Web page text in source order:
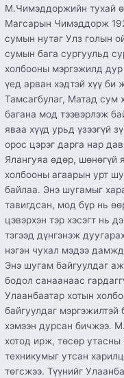
М.Чимэддоржийн тухай
Магсарын Чимэддорж
сумын нутаг Улз голын
сумын бага сургуульд
холбооны мэргэжилд дур
үед арван хэдтэй хүү би
Тамсагбулаг, Матад сум
багана мод тээвэрлэж
яваа хүүд урьд үзээгүй
орос цэрэг дарга нар
Ялангуяа өдөр, шөнөгүй
холбооны агаарын урт
байлаа. Энэ шугамыг
тавигдсан, мод бүр нь
цэвэрхэн тэр хэсэгт нь
тэгээд дүнгэнэж
нэгэн чухал мэдээ
Энэ шугам байгуулдаг
бодол санаанаас
Улаанбаатар хотын
байгуулдаг
хэмээн дурсан бичжээ.
хотод ирж, төсөр
техникумыг утсан
төгсжээ. Түүнийг